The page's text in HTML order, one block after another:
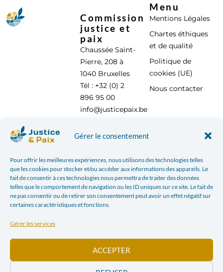
Gérer le consentement
Pour offrir les meilleures expériences, nous utilisons des technologies telles
que les cookies pour stocker et/ou accéder aux informations des appareils. Le
fait de consentir à ces technologies nous permettra de traiter des données
telles que le comportement de navigation ou les ID uniques sur ce site. Le fait de
ne pas consentir ou de retirer son consentement peut avoir un effet négatif sur
certaines caractéristiques et fonctions.
Gérer les services
ACCEPTER
Commission
justice et
paix
Chaussée Saint-
Pierre, 208 à
1040 Bruxelles
Tél : +32 (0) 2
896 95 00
info@justicepaix.be
Menu
Mentions Légales
Chartes éthiques
et de qualité
Politique de
cookies (UE)
Nous contacter